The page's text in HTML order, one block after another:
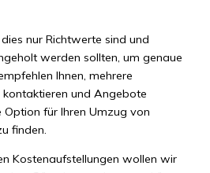
nur Richtwerte sind und
werden sollten, um genaue
Ihnen, mehrere
und Angebote
Option für Ihren Umzug von
finden.
Kostenaufstellungen wollen wir